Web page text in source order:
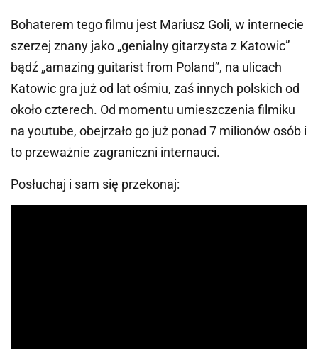
Bohaterem tego filmu jest Mariusz Goli, w internecie
szerzej znany jako „genialny gitarzysta z Katowic”
bądź „amazing guitarist from Poland”, na ulicach
Katowic gra już od lat ośmiu, zaś innych polskich od
około czterech. Od momentu umieszczenia filmiku
na youtube, obejrzało go już ponad 7 milionów osób i
to przeważnie zagraniczni internauci.
Posłuchaj i sam się przekonaj: